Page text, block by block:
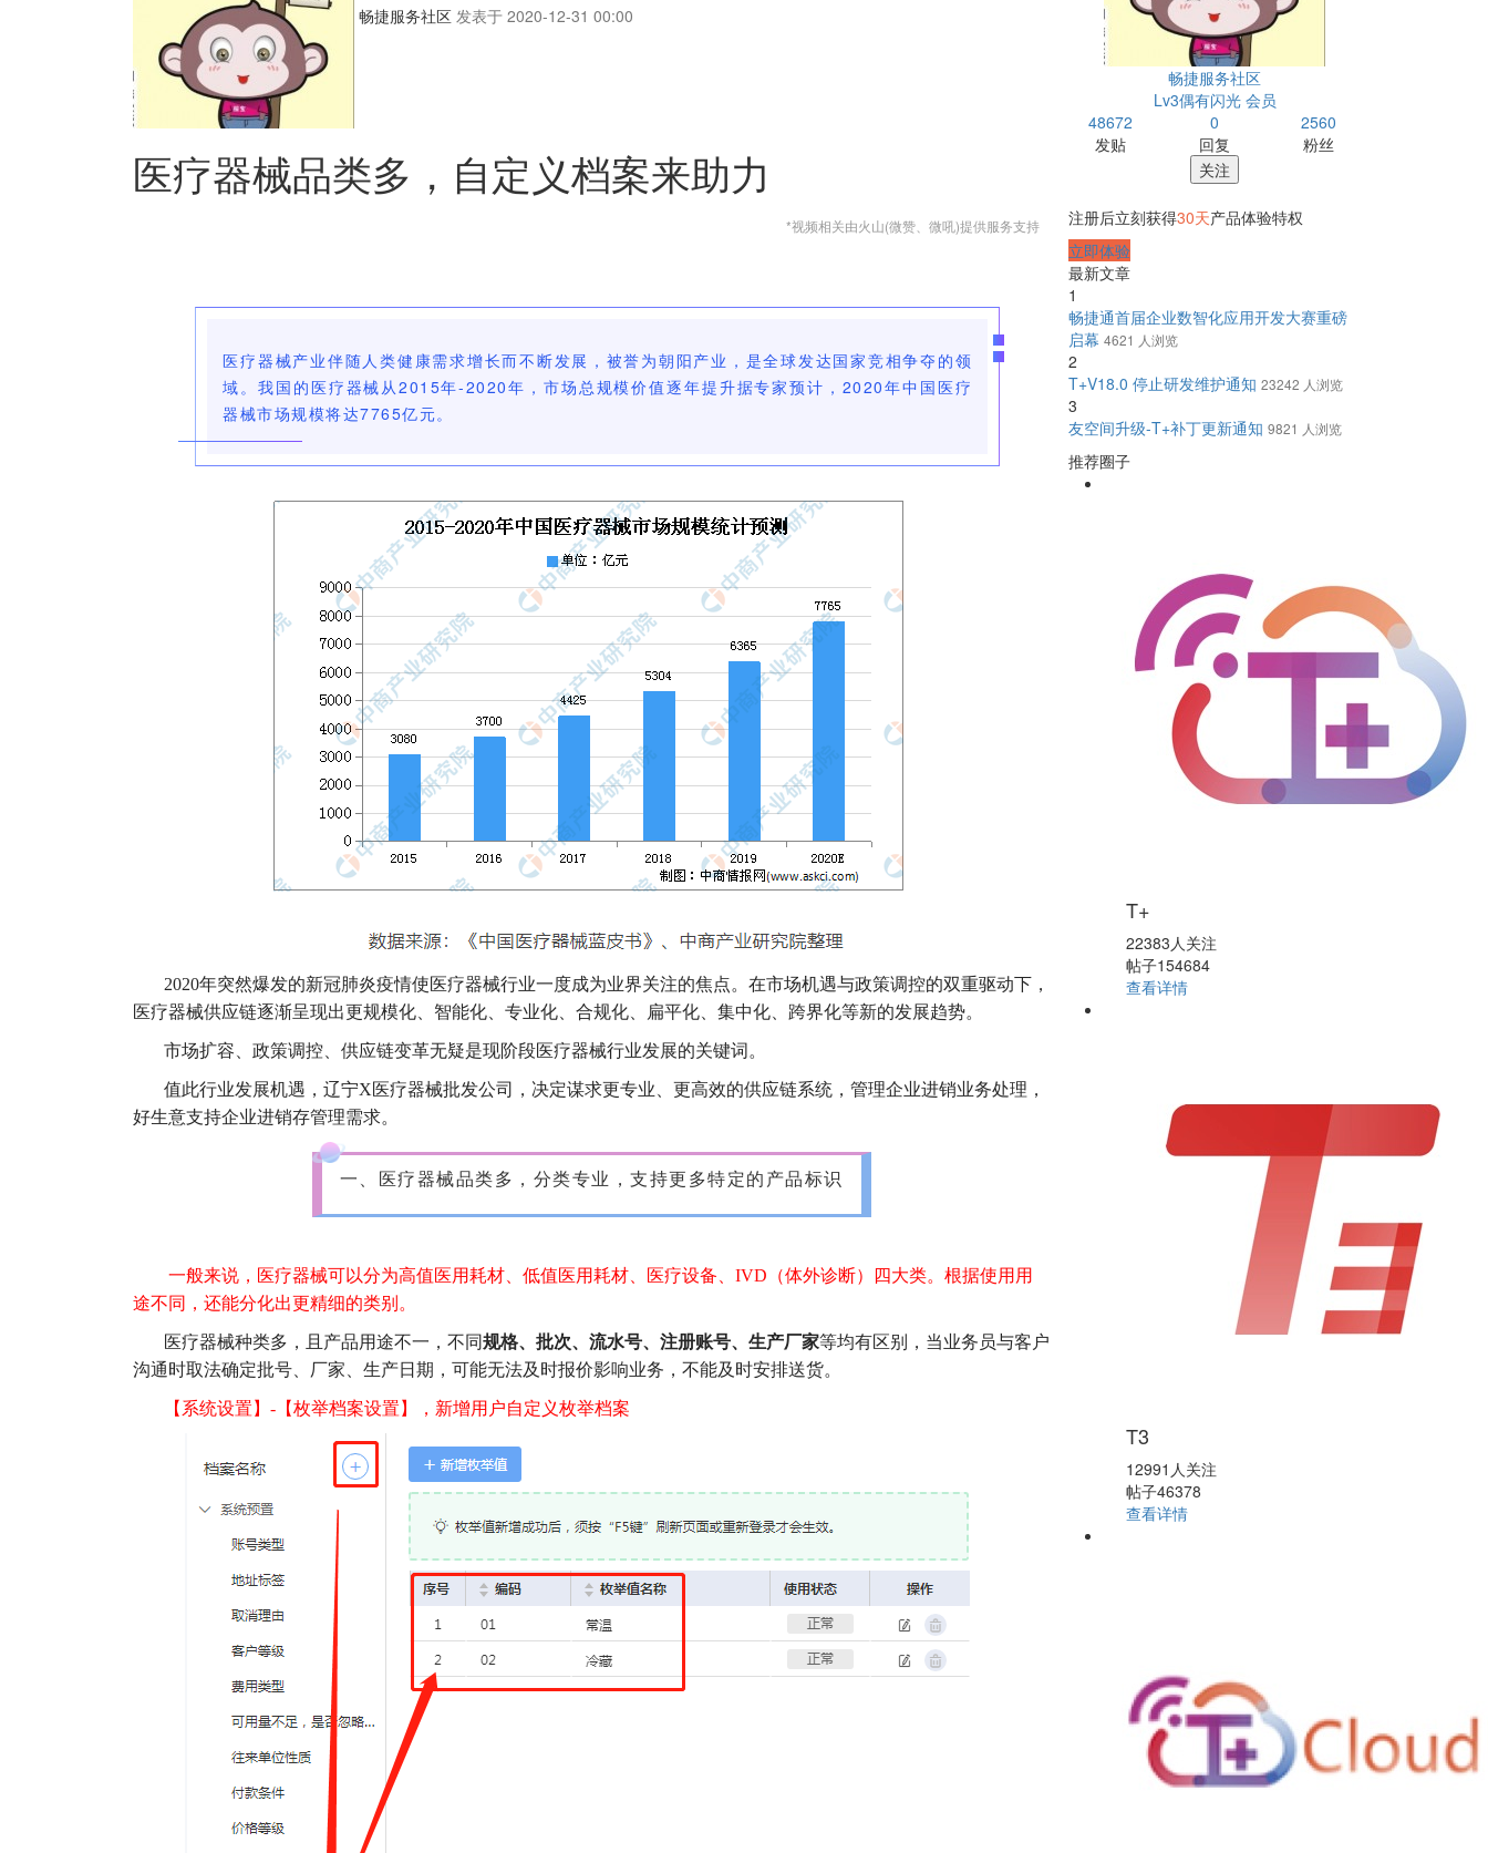
畅捷服务社区 发表于 2020-12-31 00:00
医疗器械品类多，自定义档案来助力
*视频相关由火山(微赞、微吼)提供服务支持
医疗器械产业伴随人类健康需求增长而不断发展，被誉为朝阳产业，是全球发达国家竞相争夺的领
域。我国的医疗器械从2015年-2020年，市场总规模价值逐年提升据专家预计，2020年中国医疗
器械市场规模将达7765亿元。
2020年突然爆发的新冠肺炎疫情使医疗器械行业一度成为业界关注的焦点。在市场机遇与政策调控的双重驱动下，
医疗器械供应链逐渐呈现出更规模化、智能化、专业化、合规化、扁平化、集中化、跨界化等新的发展趋势。
市场扩容、政策调控、供应链变革无疑是现阶段医疗器械行业发展的关键词。
值此行业发展机遇，辽宁X医疗器械批发公司，决定谋求更专业、更高效的供应链系统，管理企业进销业务处理，
好生意支持企业进销存管理需求。
一、医疗器械品类多，分类专业，支持更多特定的产品标识
一般来说，医疗器械可以分为高值医用耗材、低值医用耗材、医疗设备、IVD（体外诊断）四大类。根据使用用
途不同，还能分化出更精细的类别。
医疗器械种类多，且产品用途不一，不同规格、批次、流水号、注册账号、生产厂家等均有区别，当业务员与客户
沟通时取法确定批号、厂家、生产日期，可能无法及时报价影响业务，不能及时安排送货。
【系统设置】-【枚举档案设置】，新增用户自定义枚举档案
畅捷服务社区
Lv3偶有闪光 会员
48672
发贴
0
回复
2560
粉丝
关注
注册后立刻获得30天产品体验特权
立即体验
最新文章
1
畅捷通首届企业数智化应用开发大赛重磅
启幕 4621 人浏览
2
T+V18.0 停止研发维护通知 23242 人浏览
3
友空间升级-T+补丁更新通知 9821 人浏览
推荐圈子
T+
22383人关注
帖子154684
查看详情
T3
12991人关注
帖子46378
查看详情